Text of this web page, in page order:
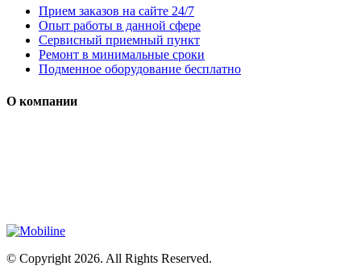
Прием заказов на сайте 24/7
Опыт работы в данной сфере
Сервисный приемный пункт
Ремонт в минимальные сроки
Подменное оборудование бесплатно
О компании
© Copyright 2026. All Rights Reserved.